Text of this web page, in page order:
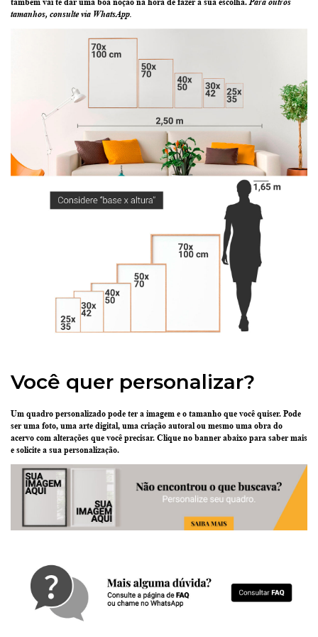
tamanhos, consulte via WhatsApp.
Você quer personalizar?
Um quadro personalizado pode ter a imagem e o tamanho que você quiser. Pode
ser uma foto, uma arte digital, uma criação autoral ou mesmo uma obra do
acervo com alterações que você precisar. Clique no banner abaixo para saber mais
e solicite a sua personalização.